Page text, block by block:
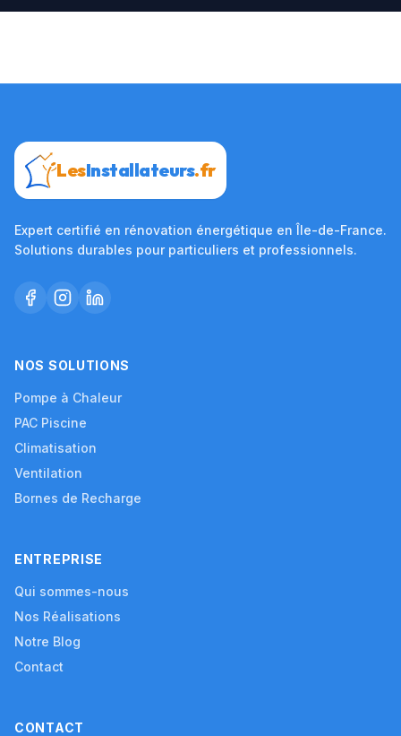
LesInstallateurs.fr
Expert certifié en rénovation énergétique en Île-de-France.
Solutions durables pour particuliers et professionnels.
NOS SOLUTIONS
Pompe à Chaleur
PAC Piscine
Climatisation
Ventilation
Bornes de Recharge
ENTREPRISE
Qui sommes-nous
Nos Réalisations
Notre Blog
Contact
CONTACT